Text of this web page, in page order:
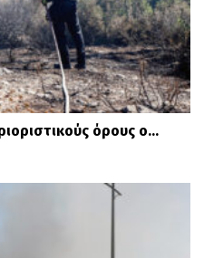
όρους ο…